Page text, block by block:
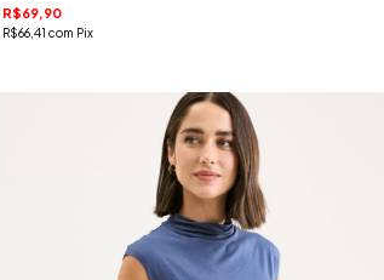
R$69,90
R$66,41com Pix